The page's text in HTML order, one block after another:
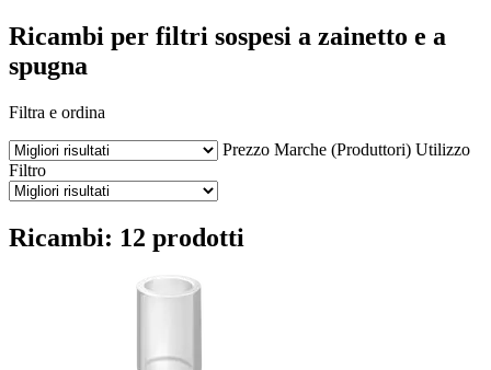
Ricambi per filtri sospesi a zainetto e a
spugna
Filtra e ordina
Prezzo Marche (Produttori) Utilizzo
Filtro
Ricambi: 12 prodotti